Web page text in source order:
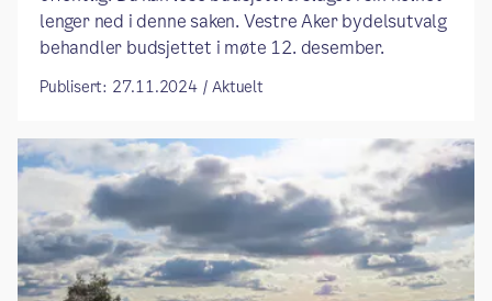
lenger ned i denne saken. Vestre Aker bydelsutvalg
behandler budsjettet i møte 12. desember.
Publisert: 27.11.2024 / Aktuelt